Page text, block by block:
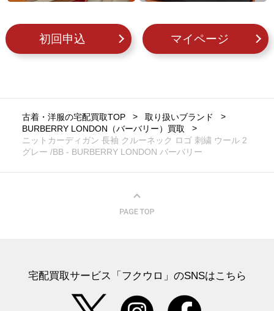
初回申込 マイページ
古着・洋服の宅配買取TOP
取り扱いブランド
BURBERRY LONDON（バーバリー）買取
ニットカーディガン 長袖 クルーネック ロゴ 刺繍 ウール 2
グレー /BB - BURBERRY LONDON バーバリー
宅配買取サービス「フクウロ」のSNSはこちら